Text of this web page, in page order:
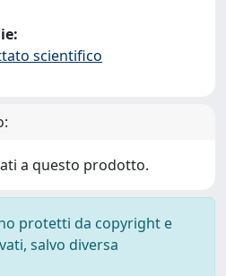
scientifico
a questo prodotto.
protetti da copyright e
salvo diversa